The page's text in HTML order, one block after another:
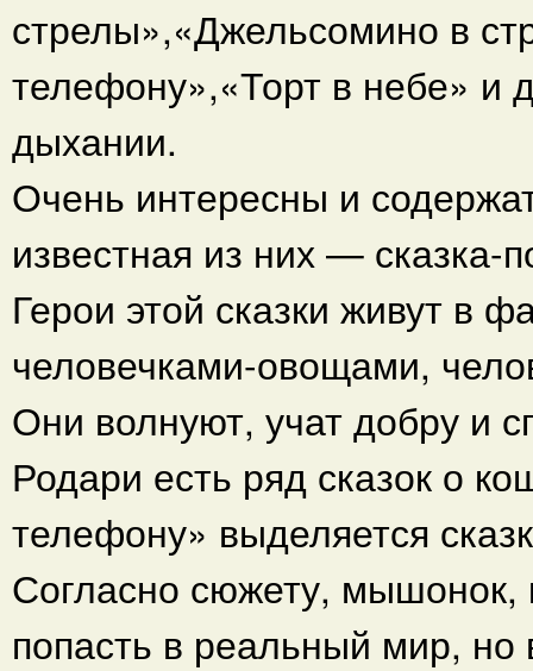
стрелы»,«Джельсомино в
телефону»,«Торт в небе» и
дыхании.
Очень интересны и
известная из них —
Герои этой сказки живут в
человечками-овощами,
Они волнуют, учат добру и
Родари есть ряд сказок о
телефону» выделяется
Согласно сюжету, мышонок,
попасть в реальный мир,